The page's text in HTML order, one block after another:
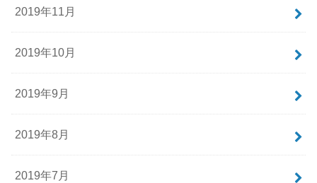
2019年11月
2019年10月
2019年9月
2019年8月
2019年7月